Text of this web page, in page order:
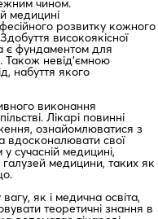
медицині
розвитку кожного
високоякісної
є фундаментом для
Також невід’ємною
набуття якого
виконання
Лікарі повинні
ознайомлюватися з
вдосконалювати свої
сучасній медицині,
галузей медицини, таких як
як і медична освіта,
теоретичні знання в